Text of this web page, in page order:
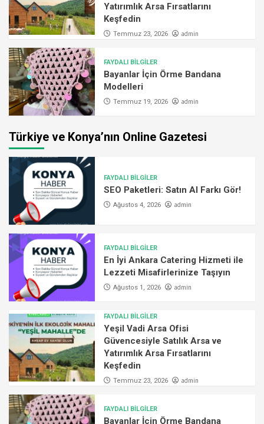
Yatırımlık Arsa Fırsatlarını
Keşfedin
Temmuz 23, 2026 admin
FAYDALI BİLGİLER
Bayanlar İçin Örme Bandana
Modelleri
Temmuz 19, 2026 admin
Türkiye ve Konya’nın Online Gazetesi
FAYDALI BİLGİLER
SEO Paketleri: Satın Al Farkı Gör!
Ağustos 4, 2026 admin
FAYDALI BİLGİLER
En İyi Ankara Catering Hizmeti ile
Lezzeti Misafirlerinize Taşıyın
Ağustos 1, 2026 admin
FAYDALI BİLGİLER
Yeşil Vadi Arsa Ofisi
Güvencesiyle Satılık Arsa ve
Yatırımlık Arsa Fırsatlarını
Keşfedin
Temmuz 23, 2026 admin
FAYDALI BİLGİLER
Bayanlar İçin Örme Bandana